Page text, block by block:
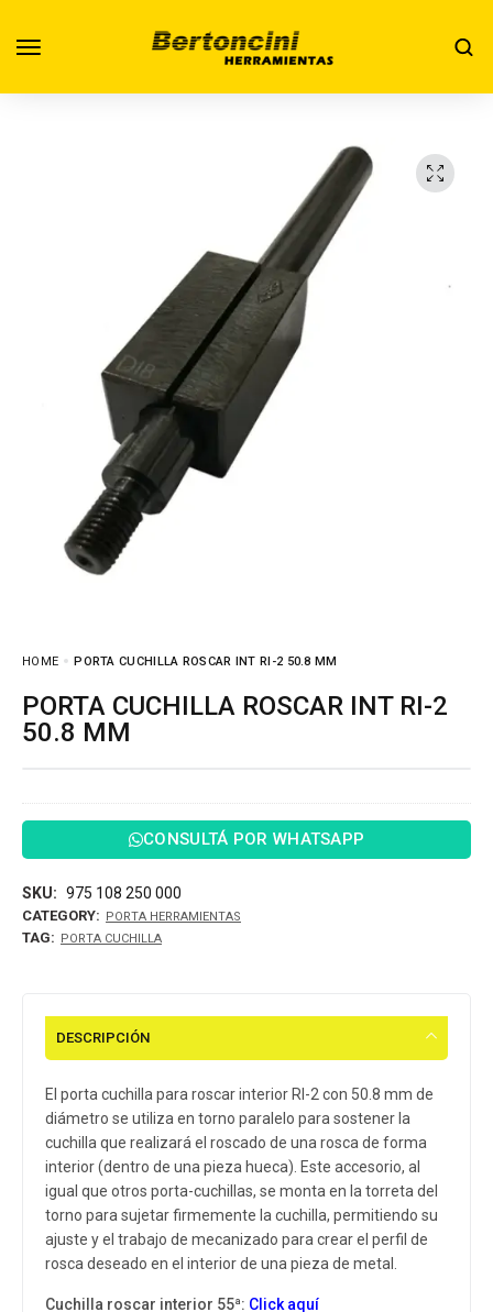
HOME PORTA CUCHILLA ROSCAR INT RI-2 50.8 MM
PORTA CUCHILLA ROSCAR INT RI-2
50.8 MM
CONSULTÁ POR WHATSAPP
SKU: 975 108 250 000
CATEGORY: PORTA HERRAMIENTAS
TAG: PORTA CUCHILLA
DESCRIPCIÓN
El porta cuchilla para roscar interior RI-2 con 50.8 mm de
diámetro se utiliza en torno paralelo para sostener la
cuchilla que realizará el roscado de una rosca de forma
interior (dentro de una pieza hueca). Este accesorio, al
igual que otros porta-cuchillas, se monta en la torreta del
torno para sujetar firmemente la cuchilla, permitiendo su
ajuste y el trabajo de mecanizado para crear el perfil de
rosca deseado en el interior de una pieza de metal.
Cuchilla roscar interior 55ª: Click aquí